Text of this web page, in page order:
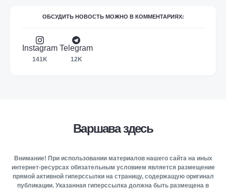
ОБСУДИТЬ НОВОСТЬ МОЖНО В КОММЕНТАРИЯХ:
Instagram
141K
Telegram
12K
Варшава здесь
Внимание! При использовании материалов нашего сайта на иных
интернет-ресурсах обязательным условием является размещение
прямой активной гиперссылки на страницу, содержащую оригинал
публикации. Указанная гиперссылка должна быть размещена в